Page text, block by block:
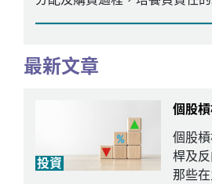
最新文章
投資
個股
個股
桿及
那些